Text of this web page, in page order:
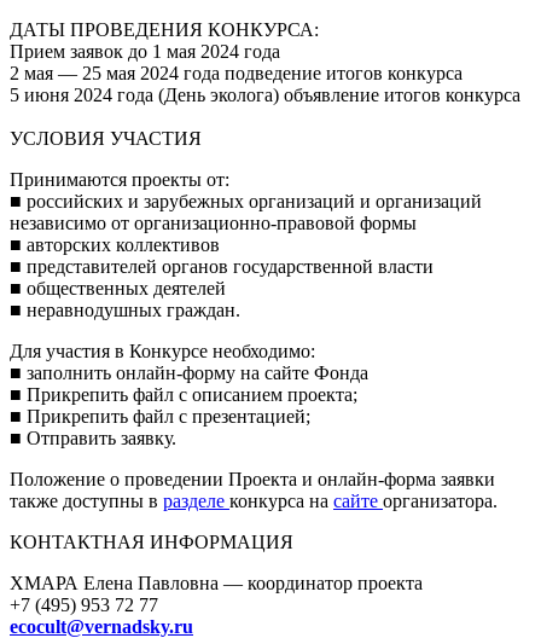
ДАТЫ ПРОВЕДЕНИЯ КОНКУРСА:
Прием заявок до 1 мая 2024 года
2 мая — 25 мая 2024 года подведение итогов конкурса
5 июня 2024 года (День эколога) объявление итогов конкурса
УСЛОВИЯ УЧАСТИЯ
Принимаются проекты от:
■ российских и зарубежных организаций и организаций
независимо от организационно-правовой формы
■ авторских коллективов
■ представителей органов государственной власти
■ общественных деятелей
■ неравнодушных граждан.
Для участия в Конкурсе необходимо:
■ заполнить онлайн-форму на сайте Фонда
■ Прикрепить файл с описанием проекта;
■ Прикрепить файл с презентацией;
■ Отправить заявку.
Положение о проведении Проекта и онлайн-форма заявки
также доступны в разделе конкурса на сайте организатора.
КОНТАКТНАЯ ИНФОРМАЦИЯ
ХМАРА Елена Павловна — координатор проекта
+7 (495) 953 72 77
ecocult@vernadsky.ru